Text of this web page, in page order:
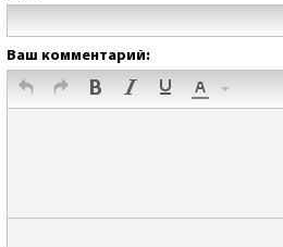
Ваш комментарий: